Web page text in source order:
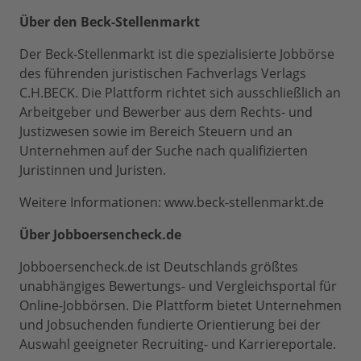
Über den Beck-Stellenmarkt
Der Beck-Stellenmarkt ist die spezialisierte Jobbörse
des führenden juristischen Fachverlags Verlags
C.H.BECK. Die Plattform richtet sich ausschließlich an
Arbeitgeber und Bewerber aus dem Rechts- und
Justizwesen sowie im Bereich Steuern und an
Unternehmen auf der Suche nach qualifizierten
Juristinnen und Juristen.
Weitere Informationen: www.beck-stellenmarkt.de
Über Jobboersencheck.de
Jobboersencheck.de ist Deutschlands größtes
unabhängiges Bewertungs- und Vergleichsportal für
Online-Jobbörsen. Die Plattform bietet Unternehmen
und Jobsuchenden fundierte Orientierung bei der
Auswahl geeigneter Recruiting- und Karriereportale.